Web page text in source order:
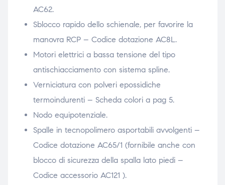
AC62.
Sblocco rapido dello schienale, per favorire la
manovra RCP – Codice dotazione AC8L.
Motori elettrici a bassa tensione del tipo
antischiacciamento con sistema spline.
Verniciatura con polveri epossidiche
termoindurenti – Scheda colori a pag 5.
Nodo equipotenziale.
Spalle in tecnopolimero asportabili avvolgenti –
Codice dotazione AC65/1 (fornibile anche con
blocco di sicurezza della spalla lato piedi –
Codice accessorio AC121 ).